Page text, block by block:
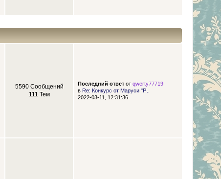
5590 Сообщений
111 Тем
Последний ответот qwerty77719
в Re: Конкурс от Маруси "Р...
2022-03-11, 12:31:36